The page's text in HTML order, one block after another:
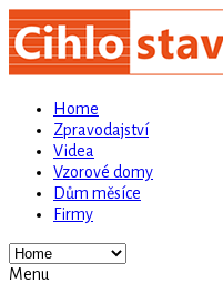
Home
Zpravodajství
Videa
Vzorové domy
Dům měsíce
Firmy
Menu